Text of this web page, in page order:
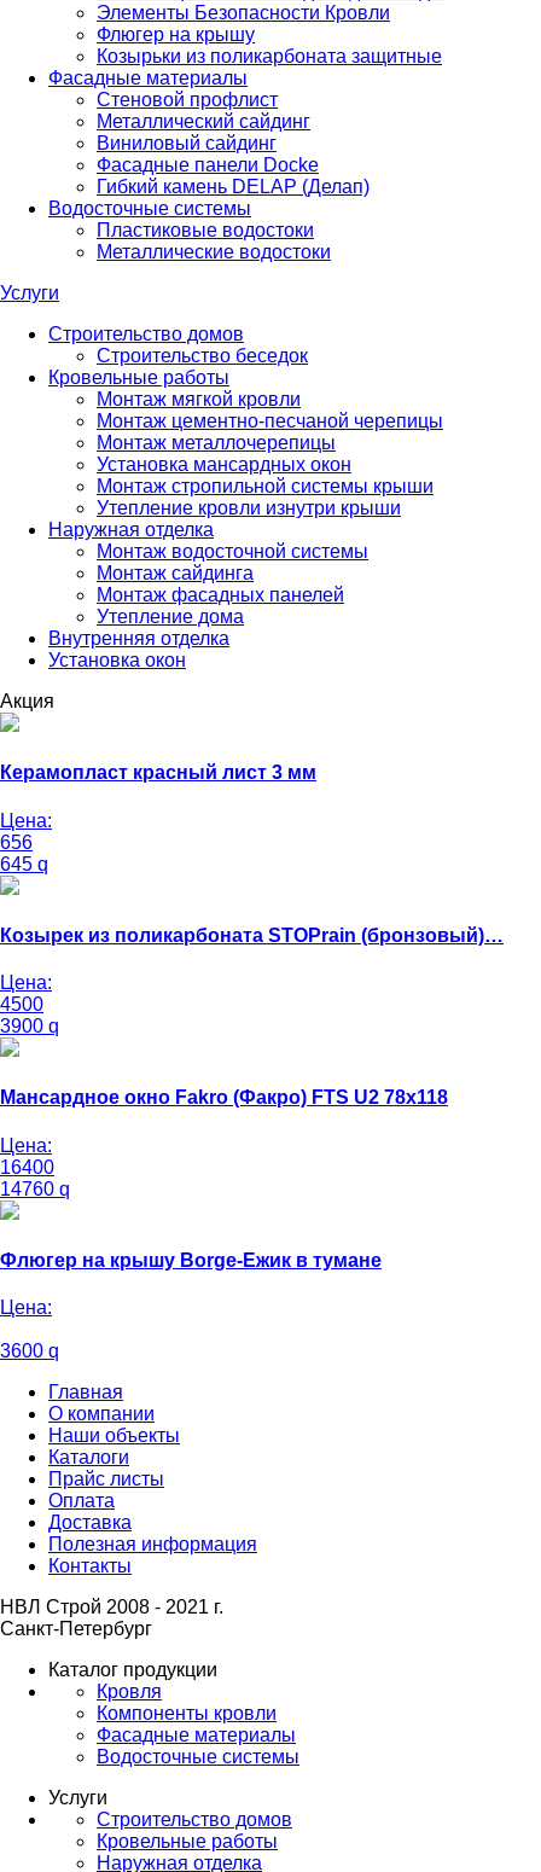
Элементы Безопасности Кровли
Флюгер на крышу
Козырьки из поликарбоната защитные
Фасадные материалы
Стеновой профлист
Металлический сайдинг
Виниловый сайдинг
Фасадные панели Docke
Гибкий камень DELAP (Делап)
Водосточные системы
Пластиковые водостоки
Металлические водостоки
Услуги
Строительство домов
Строительство беседок
Кровельные работы
Монтаж мягкой кровли
Монтаж цементно-песчаной черепицы
Монтаж металлочерепицы
Установка мансардных окон
Монтаж стропильной системы крыши
Утепление кровли изнутри крыши
Наружная отделка
Монтаж водосточной системы
Монтаж сайдинга
Монтаж фасадных панелей
Утепление дома
Внутренняя отделка
Установка окон
Акция
Керамопласт красный лист 3 мм
Цена:
656
645 q
Козырек из поликарбоната STOPrain (бронзовый)…
Цена:
4500
3900 q
Мансардное окно Fakro (Факро) FTS U2 78х118
Цена:
16400
14760 q
Флюгер на крышу Borge-Ежик в тумане
Цена:
3600 q
Главная
О компании
Наши объекты
Каталоги
Прайс листы
Оплата
Доставка
Полезная информация
Контакты
НВЛ Строй 2008 - 2021 г.
Санкт-Петербург
Каталог продукции
Кровля
Компоненты кровли
Фасадные материалы
Водосточные системы
Услуги
Строительство домов
Кровельные работы
Наружная отделка